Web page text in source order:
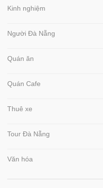
Kinh nghiệm
Người Đà Nẵng
Quán ăn
Quán Cafe
Thuê xe
Tour Đà Nẵng
Văn hóa